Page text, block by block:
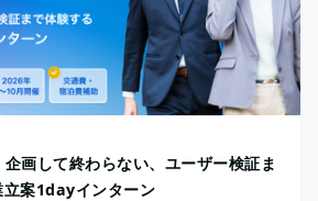
画して終わらない、ユーザー検証ま
案1dayインターン